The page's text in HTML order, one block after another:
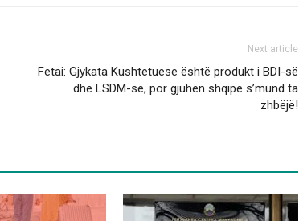
Next article
Fetai: Gjykata Kushtetuese është produkt i BDI-së
dhe LSDM-së, por gjuhën shqipe s’mund ta
zhbëjë!